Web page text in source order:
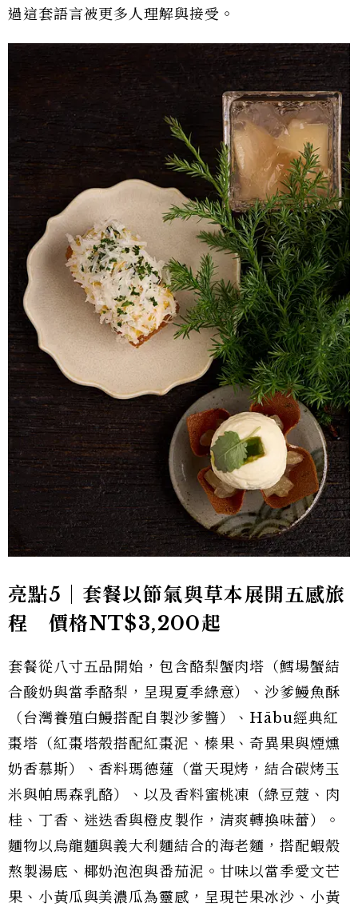
過這套語言被更多人理解與接受。
亮點5｜套餐以節氣與草本展開五感旅
程 價格NT$3,200起
套餐從八寸五品開始，包含酪梨蟹肉塔（鱈場蟹結
合酸奶與當季酪梨，呈現夏季綠意）、沙爹鰻魚酥
（台灣養殖白鰻搭配自製沙爹醬）、Hābu經典紅
棗塔（紅棗塔殼搭配紅棗泥、榛果、奇異果與煙燻
奶香慕斯）、香料瑪德蓮（當天現烤，結合碳烤玉
米與帕馬森乳酪）、以及香料蜜桃凍（綠豆蔻、肉
桂、丁香、迷迭香與橙皮製作，清爽轉換味蕾）。
麵物以烏龍麵與義大利麵結合的海老麵，搭配蝦殼
熬製湯底、椰奶泡泡與番茄泥。甘味以當季愛文芒
果、小黃瓜與美濃瓜為靈感，呈現芒果冰沙、小黃